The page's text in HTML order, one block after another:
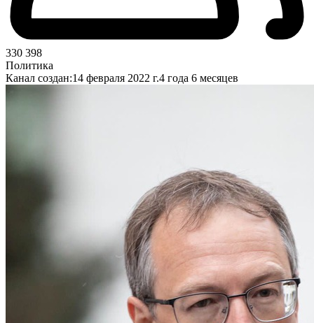
330 398
Политика
Канал создан:14 февраля 2022 г.4 года 6 месяцев